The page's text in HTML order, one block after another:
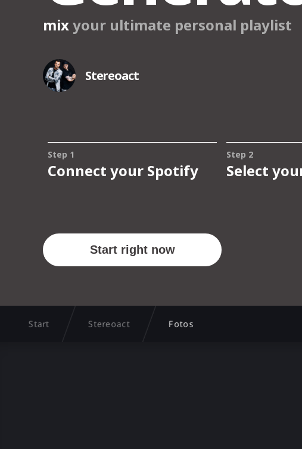
Start Stereoact Fotos